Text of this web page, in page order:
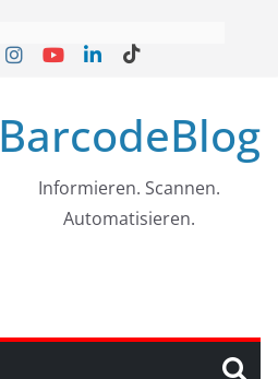
BarcodeBlog
Informieren. Scannen.
Automatisieren.